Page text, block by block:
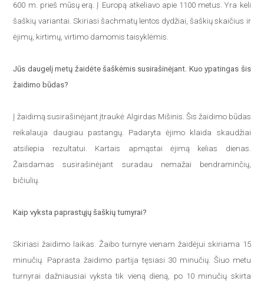
600 m. prieš mūsų erą. Į Europą atkeliavo apie 1100 metus. Yra keli
šaškių variantai. Skiriasi šachmatų lentos dydžiai, šaškių skaičius ir
ėjimų, kirtimų, virtimo damomis taisyklėmis.
Jūs daugelį metų žaidėte šaškėmis susirašinėjant. Kuo ypatingas šis
žaidimo būdas?
Į žaidimą susirašinėjant įtraukė Algirdas Mišinis. Šis žaidimo būdas
reikalauja daugiau pastangų. Padaryta ėjimo klaida skaudžiai
atsiliepia rezultatui. Kartais apmąstai ėjimą kelias dienas.
Žaisdamas susirašinėjant suradau nemažai bendraminčių,
bičiulių.
Kaip vyksta paprastųjų šaškių turnyrai?
Skiriasi žaidimo laikas. Žaibo turnyre vienam žaidėjui skiriama 15
minučių. Paprasta žaidimo partija tęsiasi 30 minučių. Šiuo metu
turnyrai dažniausiai vyksta tik vieną dieną, po 10 minučių skirta